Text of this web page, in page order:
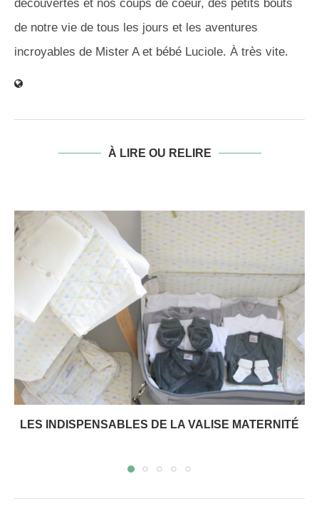
découvertes et nos coups de coeur, des petits bouts
de notre vie de tous les jours et les aventures
incroyables de Mister A et bébé Luciole. À très vite.
À LIRE OU RELIRE
LES INDISPENSABLES DE LA VALISE MATERNITÉ